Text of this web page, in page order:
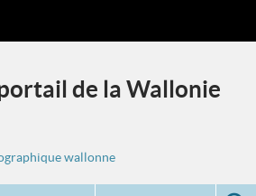
de la Wallonie
wallonne